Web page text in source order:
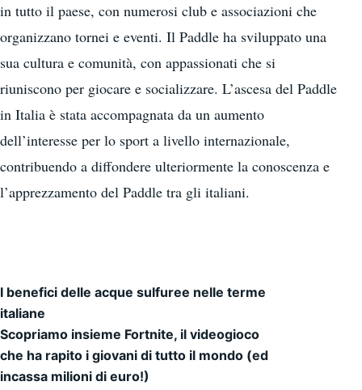
in tutto il paese, con numerosi club e associazioni che
organizzano tornei e eventi. Il Paddle ha sviluppato una
sua cultura e comunità, con appassionati che si
riuniscono per giocare e socializzare. L’ascesa del Paddle
in Italia è stata accompagnata da un aumento
dell’interesse per lo sport a livello internazionale,
contribuendo a diffondere ulteriormente la conoscenza e
l’apprezzamento del Paddle tra gli italiani.
Navigazione articoli
I benefici delle acque sulfuree nelle terme
italiane
Scopriamo insieme Fortnite, il videogioco
che ha rapito i giovani di tutto il mondo (ed
incassa milioni di euro!)